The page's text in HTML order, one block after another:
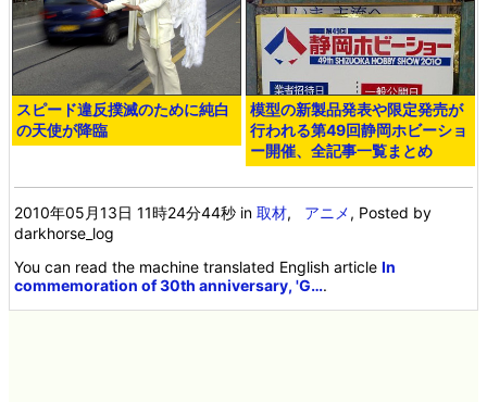
スピード違反撲滅のために純白
の天使が降臨
模型の新製品発表や限定発売が
行われる第49回静岡ホビーショ
ー開催、全記事一覧まとめ
2010年05月13日 11時24分44秒 in取材, アニメ, Posted by
darkhorse_log
You can read the machine translated English articleIn
commemoration of 30th anniversary, 'G….